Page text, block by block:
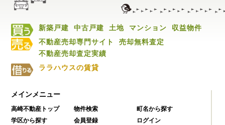
新築戸建 中古戸建 土地 マンション
収益物件
不動産売却専門サイト
売却無料査定
不動産売却査定実績
ララハウスの賃貸
メインメニュー
高崎不動産トップ 物件検索
町名から探す
学区から探す
会員登録
ログイン